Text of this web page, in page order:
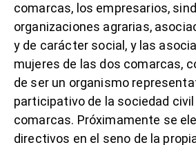
comarcas, los empresarios,
organizaciones agrarias,
y de carácter social, y las
mujeres de las dos comarcas,
de ser un organismo
participativo de la sociedad
comarcas. Próximamente se
directivos en el seno de la